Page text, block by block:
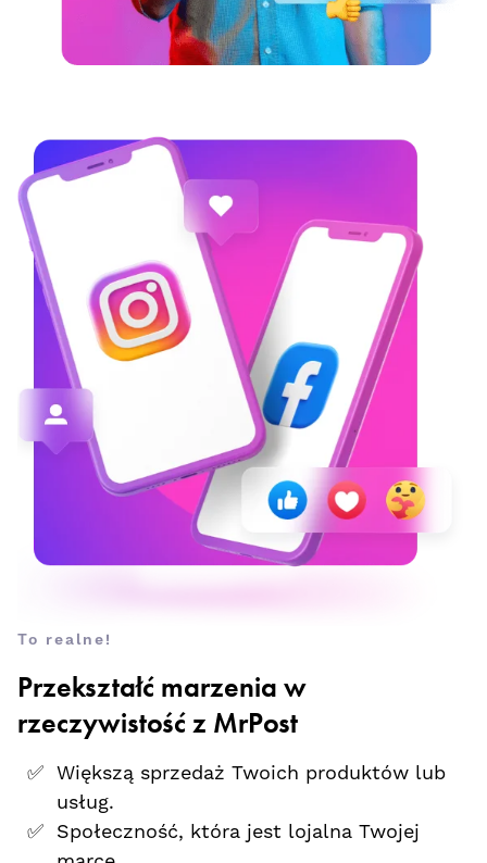
To realne!
Przekształć marzenia w
rzeczywistość z MrPost
Większą sprzedaż Twoich produktów lub
usług.
Społeczność, która jest lojalna Twojej